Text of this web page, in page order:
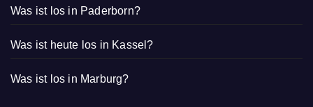
Was ist los in Paderborn?
Was ist heute los in Kassel?
Was ist los in Marburg?